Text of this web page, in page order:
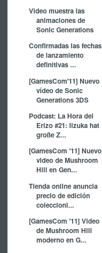
Video muestra las
animaciones de
Sonic Generations
Confirmadas las fechas
de lanzamiento
definitivas ...
[GamesCom'11] Nuevo
vídeo de Sonic
Generations 3DS
Podcast: La Hora del
Erizo #21: Iizuka hat
große Z...
[GamesCom '11] Nuevo
video de Mushroom
Hill en Gen...
Tienda online anuncia
precio de edición
coleccioni...
[GamesCom '11] Video
de Mushroom Hill
moderno en G...